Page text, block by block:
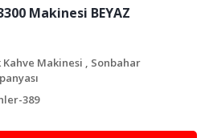
Makinesi BEYAZ
Kahve Makinesi , Sonbahar
389